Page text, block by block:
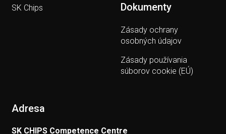
SK Chips
Dokumenty
Zásady ochrany
osobných údajov
Zásady používania
súborov cookie (EÚ)
Adresa
SK CHIPS Competence Centre